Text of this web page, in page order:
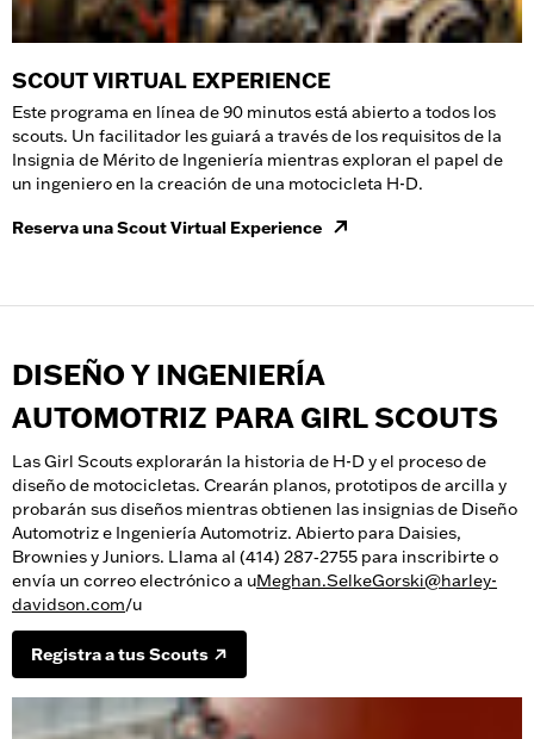
SCOUT VIRTUAL EXPERIENCE
Este programa en línea de 90 minutos está abierto a todos los
scouts. Un facilitador les guiará a través de los requisitos de la
Insignia de Mérito de Ingeniería mientras exploran el papel de
un ingeniero en la creación de una motocicleta H-D.
Reserva una Scout Virtual Experience
DISEÑO Y INGENIERÍA
AUTOMOTRIZ PARA GIRL SCOUTS
Las Girl Scouts explorarán la historia de H-D y el proceso de
diseño de motocicletas. Crearán planos, prototipos de arcilla y
probarán sus diseños mientras obtienen las insignias de Diseño
Automotriz e Ingeniería Automotriz. Abierto para Daisies,
Brownies y Juniors. Llama al (414) 287‑2755 para inscribirte o
envía un correo electrónico a uMeghan.SelkeGorski@harley-
davidson.com/u
Registra a tus Scouts